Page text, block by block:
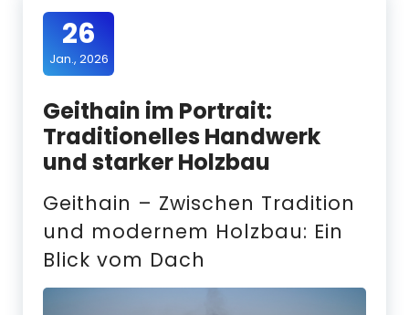
26
Jan., 2026
Geithain im Portrait:
Traditionelles Handwerk
und starker Holzbau
Geithain – Zwischen Tradition
und modernem Holzbau: Ein
Blick vom Dach